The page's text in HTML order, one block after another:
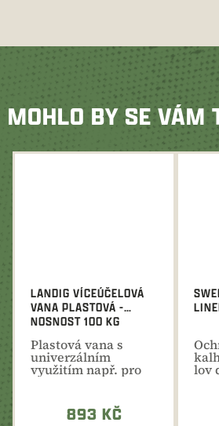
MOHLO BY SE VÁM
LANDIG VÍCEÚČELOVÁ
VANA PLASTOVÁ -
NOSNOST 100 KG
Plastová vana s
univerzálním
využitím např. pro
převoz nebo
893 KČ
lov